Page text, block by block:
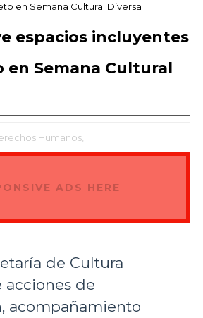
en Semana Cultural Diversa
espacios incluyentes
en Semana Cultural
Humanos,
ADS HERE
de Cultura
acciones de
acompañamiento